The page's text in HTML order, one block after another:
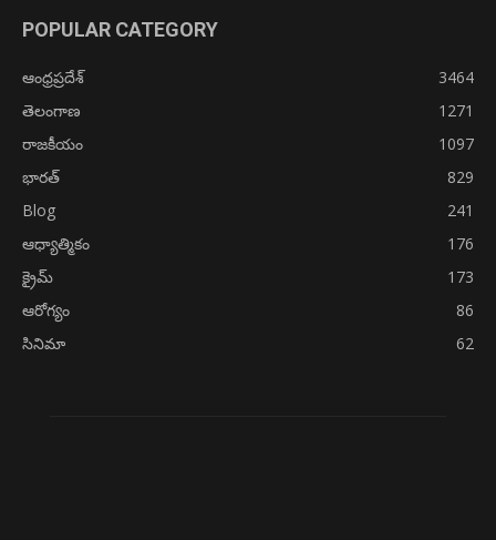
POPULAR CATEGORY
ఆంధ్రప్రదేశ్
3464
తెలంగాణ
1271
రాజకీయం
1097
భారత్
829
Blog
241
ఆధ్యాత్మికం
176
క్రైమ్
173
ఆరోగ్యం
86
సినిమా
62